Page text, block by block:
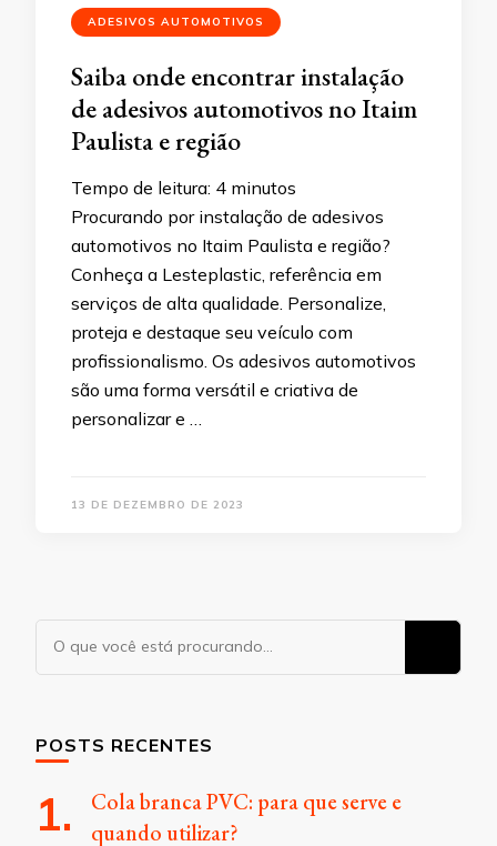
ADESIVOS AUTOMOTIVOS
Saiba onde encontrar instalação
de adesivos automotivos no Itaim
Paulista e região
Tempo de leitura: 4 minutos
Procurando por instalação de adesivos
automotivos no Itaim Paulista e região?
Conheça a Lesteplastic, referência em
serviços de alta qualidade. Personalize,
proteja e destaque seu veículo com
profissionalismo. Os adesivos automotivos
são uma forma versátil e criativa de
personalizar e …
13 DE DEZEMBRO DE 2023
Procurando
POSTS RECENTES
Cola branca PVC: para que serve e
quando utilizar?